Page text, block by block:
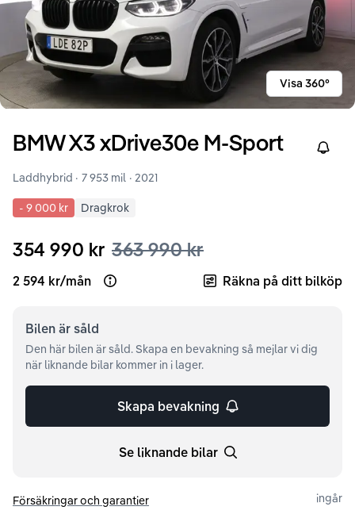
Visa 360°
BMWX3xDrive30e M-Sport Right
Laddhybrid · 7 953 mil · 2021
- 9 000 kr Dragkrok
354 990 kr 363 990 kr
2 594 kr/mån Open loan example Räkna på ditt bilköp
Bilen är såld
Den här bilen är såld. Skapa en bevakning så mejlar vi dig
när liknande bilar kommer in i lager.
Skapa bevakning
Se liknande bilar
Försäkringar och garantier
ingår